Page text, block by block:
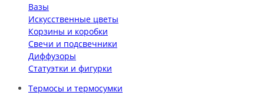
Вазы
Искусственные цветы
Корзины и коробки
Свечи и подсвечники
Диффузоры
Статуэтки и фигурки
Термосы и термосумки